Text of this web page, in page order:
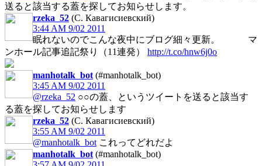
送ると該当する蓋を探してお知らせします。
rzeka_52 (С. Кавагисиевский)
3:44 AM 9/02 2011
眠れないのでこんな夜中にブログ細々更新。 マ
ンホール記事追記祭り（11連発） http://t.co/hnw6j0o
manhotalk_bot (#manhotalk_bot)
3:45 AM 9/02 2011
@rzeka_52 ○○の蓋、というツイートを送ると該当す
る蓋を探してお知らせします
rzeka_52 (С. Кавагисиевский)
3:55 AM 9/02 2011
@manhotalk_bot これってどれだよ
manhotalk_bot (#manhotalk_bot)